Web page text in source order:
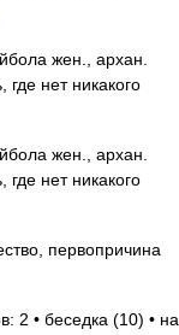
жен., архан.
нет никакого
жен., архан.
нет никакого
первопричина
2 • беседка (10) • на